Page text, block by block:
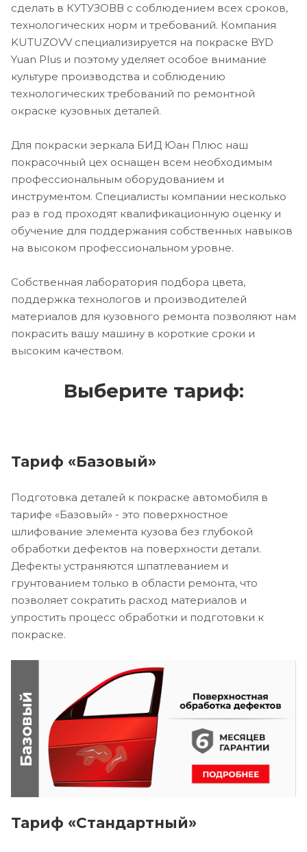
сделать в КУТУЗОВВ с соблюдением всех сроков,
технологических норм и требований. Компания
KUTUZOVV специализируется на покраске BYD
Yuan Plus и поэтому уделяет особое внимание
культуре производства и соблюдению
технологических требований по ремонтной
окраске кузовных деталей.
Для покраски зеркала БИД Юан Плюс наш
покрасочный цех оснащен всем необходимым
профессиональным оборудованием и
инструментом. Специалисты компании несколько
раз в год проходят квалификационную оценку и
обучение для поддержания собственных навыков
на высоком профессиональном уровне.
Собственная лаборатория подбора цвета,
поддержка технологов и производителей
материалов для кузовного ремонта позволяют нам
покрасить вашу машину в короткие сроки и
высоким качеством.
Выберите тариф:
Тариф «Базовый»
Подготовка деталей к покраске автомобиля в
тарифе «Базовый» - это поверхностное
шлифование элемента кузова без глубокой
обработки дефектов на поверхности детали.
Дефекты устраняются шпатлеванием и
грунтованием только в области ремонта, что
позволяет сократить расход материалов и
упростить процесс обработки и подготовки к
покраске.
Тариф «Стандартный»